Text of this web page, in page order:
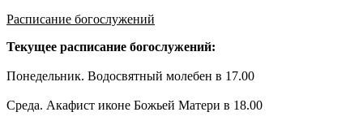
Расписание богослужений
Текущее расписание богослужений:
Понедельник. Водосвятный молебен в 17.00
Среда. Акафист иконе Божьей Матери в 18.00